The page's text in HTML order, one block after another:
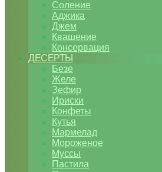
Соление
Аджика
Джем
Квашение
Консервация
ДЕСЕРТЫ
Безе
Желе
Зефир
Ириски
Конфеты
Кутья
Мармелад
Мороженое
Муссы
Пастила